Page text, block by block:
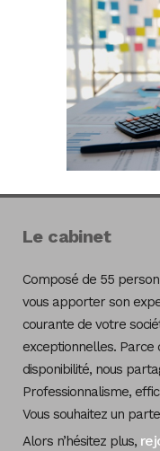
Le cabinet
Composé de 55
vous apporter son
courante de votre
exceptionnelles. Parce
disponibilité, nous
Professionnalisme,
Vous souhaitez un
Alors n’hésitez plus,